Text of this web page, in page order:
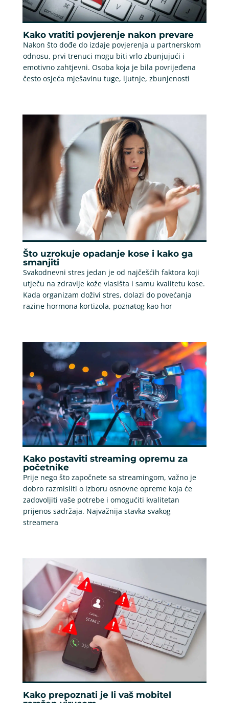
Kako vratiti povjerenje nakon prevare
Nakon što dođe do izdaje povjerenja u partnerskom
odnosu, prvi trenuci mogu biti vrlo zbunjujući i
emotivno zahtjevni. Osoba koja je bila povrijeđena
često osjeća mješavinu tuge, ljutnje, zbunjenosti
Što uzrokuje opadanje kose i kako ga
smanjiti
Svakodnevni stres jedan je od najčešćih faktora koji
utječu na zdravlje kože vlasišta i samu kvalitetu kose.
Kada organizam doživi stres, dolazi do povećanja
razine hormona kortizola, poznatog kao hor
Kako postaviti streaming opremu za
početnike
Prije nego što započnete sa streamingom, važno je
dobro razmisliti o izboru osnovne opreme koja će
zadovoljiti vaše potrebe i omogućiti kvalitetan
prijenos sadržaja. Najvažnija stavka svakog
streamera
Kako prepoznati je li vaš mobitel